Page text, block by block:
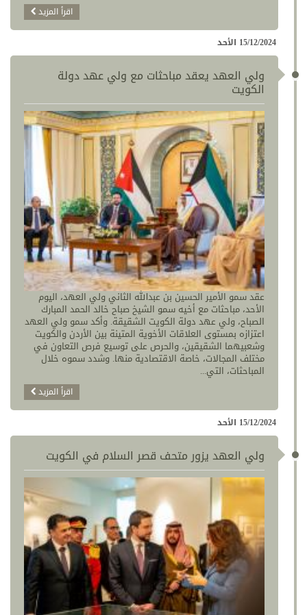
اقرأ المزيد
15/12/2024 الأحد
ولي العهد يعقد مباحثات مع ولي عهد دولة
الكويت
عقد سمو الأمير الحسين بن عبدالله الثاني ولي العهد، اليوم
الأحد، مباحثات مع أخيه سمو الشيخ صباح خالد الحمد المبارك
الصباح، ولي عهد دولة الكويت الشقيقة. وأكد سمو ولي العهد
اعتزازه بمستوى العلاقات الأخوية المتينة بين الأردن والكويت
وشعبيهما الشقيقين، والحرص على توسيع فرص التعاون في
مختلف المجالات، خاصة الاقتصادية منها. وشدد سموه خلال
المباحثات، التي...
اقرأ المزيد
15/12/2024 الأحد
ولي العهد يزور متحف قصر السلام في الكويت